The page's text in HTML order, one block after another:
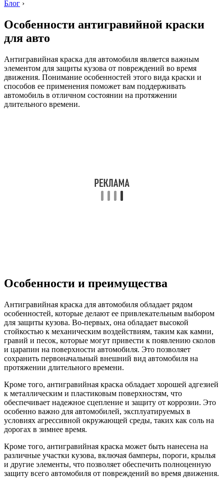
Блог ›
Особенности антигравийной краски
для авто
Антигравийная краска для автомобиля является важным
элементом для защиты кузова от повреждений во время
движения. Понимание особенностей этого вида краски и
способов ее применения поможет вам поддерживать
автомобиль в отличном состоянии на протяжении
длительного времени.
Особенности и преимущества
Антигравийная краска для автомобиля обладает рядом
особенностей, которые делают ее привлекательным выбором
для защиты кузова. Во-первых, она обладает высокой
стойкостью к механическим воздействиям, таким как камни,
гравий и песок, которые могут привести к появлению сколов
и царапин на поверхности автомобиля. Это позволяет
сохранить первоначальный внешний вид автомобиля на
протяжении длительного времени.
Кроме того, антигравийная краска обладает хорошей адгезией
к металлическим и пластиковым поверхностям, что
обеспечивает надежное сцепление и защиту от коррозии. Это
особенно важно для автомобилей, эксплуатируемых в
условиях агрессивной окружающей среды, таких как соль на
дорогах в зимнее время.
Кроме того, антигравийная краска может быть нанесена на
различные участки кузова, включая бамперы, пороги, крылья
и другие элементы, что позволяет обеспечить полноценную
защиту всего автомобиля от повреждений во время движения.